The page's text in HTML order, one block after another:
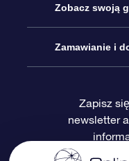
Kontakt
Blog
Recenzje
Podarunek
Pakiet
Karta
Zobacz swoją
Rejestr Gwiazd
Zamawianie i
Metody płatności
Zapisz
newsletter